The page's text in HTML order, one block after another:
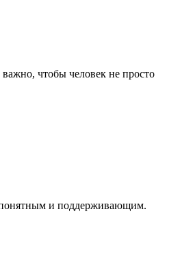
чтобы человек не просто
и поддерживающим.